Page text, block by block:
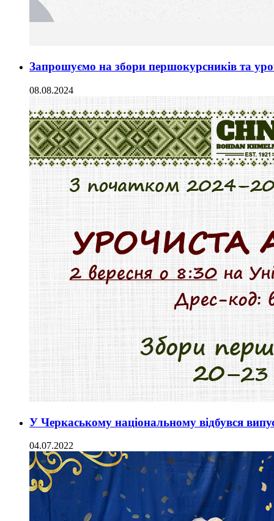
Запрошуємо на збори першокурсників та
08.08.2024
У Черкаському національному відбувся
04.07.2022